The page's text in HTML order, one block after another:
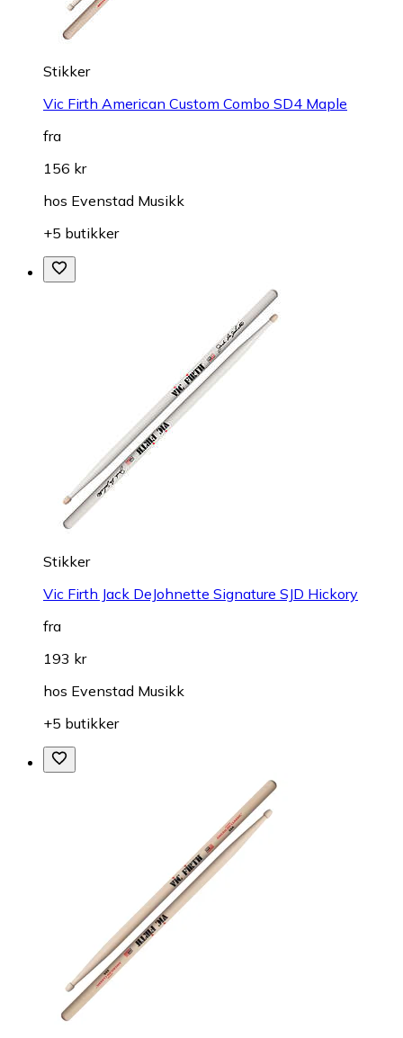
Stikker
Vic Firth American Custom Combo SD4 Maple
fra
156 kr
hos Evenstad Musikk
+5 butikker
Stikker
Vic Firth Jack DeJohnette Signature SJD Hickory
fra
193 kr
hos Evenstad Musikk
+5 butikker